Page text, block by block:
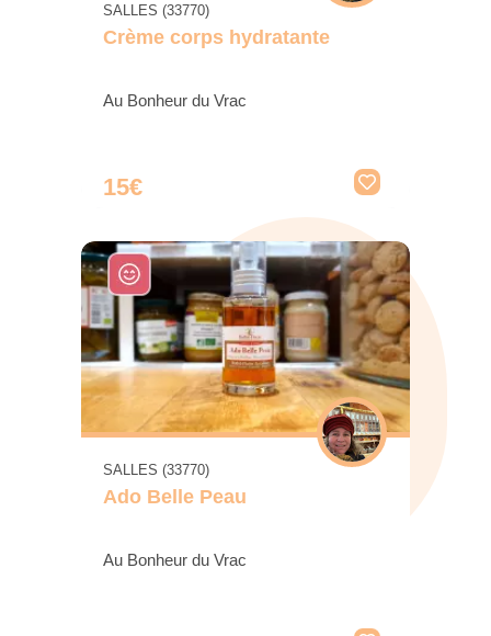
SALLES (33770)
Crème corps hydratante
Au Bonheur du Vrac
15€
SALLES (33770)
Ado Belle Peau
Au Bonheur du Vrac